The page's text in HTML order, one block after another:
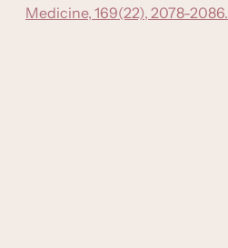
Medicine, 169(22), 2078-2086.